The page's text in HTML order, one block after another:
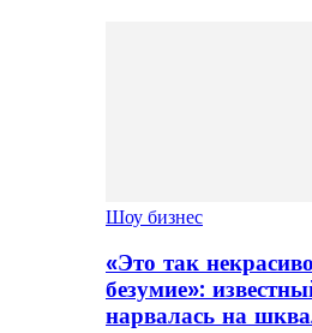
Шоу бизнес
«Это так
безумие»:
нарвалась на